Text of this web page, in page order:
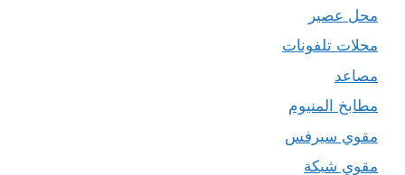
محل عصير
محلات تلفونات
مصاعد
مطابخ المنيوم
مقوي سيرفس
مقوي شبكة